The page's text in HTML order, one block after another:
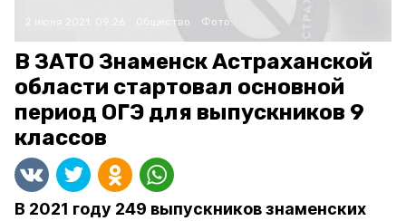
Общество Фото:
В ЗАТО Знаменск Астраханской
области стартовал основной
период ОГЭ для выпускников 9
классов
В 2021 году 249 выпускников знаменских